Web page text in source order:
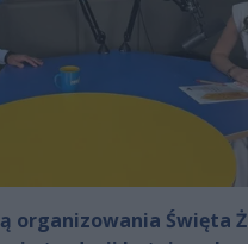
organizowania Święta